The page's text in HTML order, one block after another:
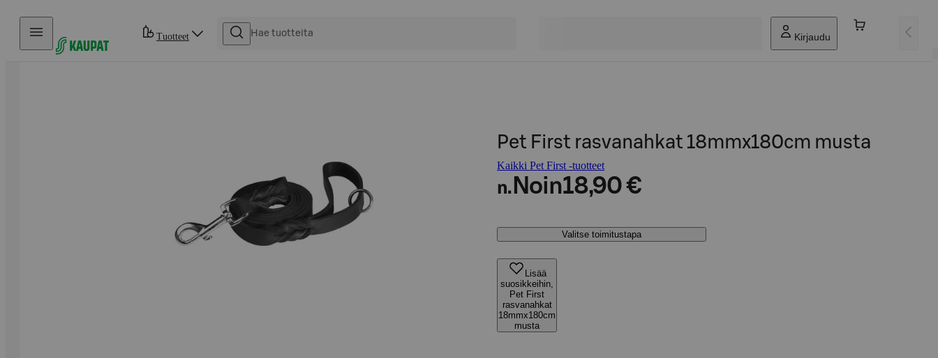
Hyppää sisältöön
Tuotteet Kirjaudu
Pet First rasvanahkat 18mmx180cm musta
Kaikki Pet First -tuotteet
n. Noin18,90 €
Valitse toimitustapa
Lisää
suosikkeihin,
Pet First
rasvanahkat
18mmx180cm
musta